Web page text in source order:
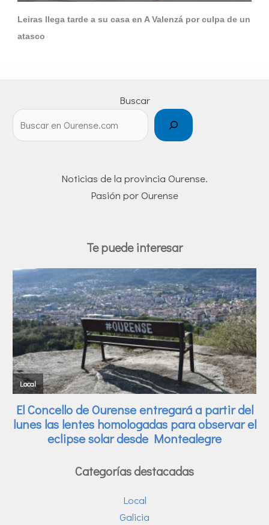
Leiras llega tarde a su casa en A Valenzá por culpa de un
atasco
Buscar
Noticias de la provincia Ourense.
Pasión por Ourense
Te puede interesar
Categorías destacadas
Local
Galicia